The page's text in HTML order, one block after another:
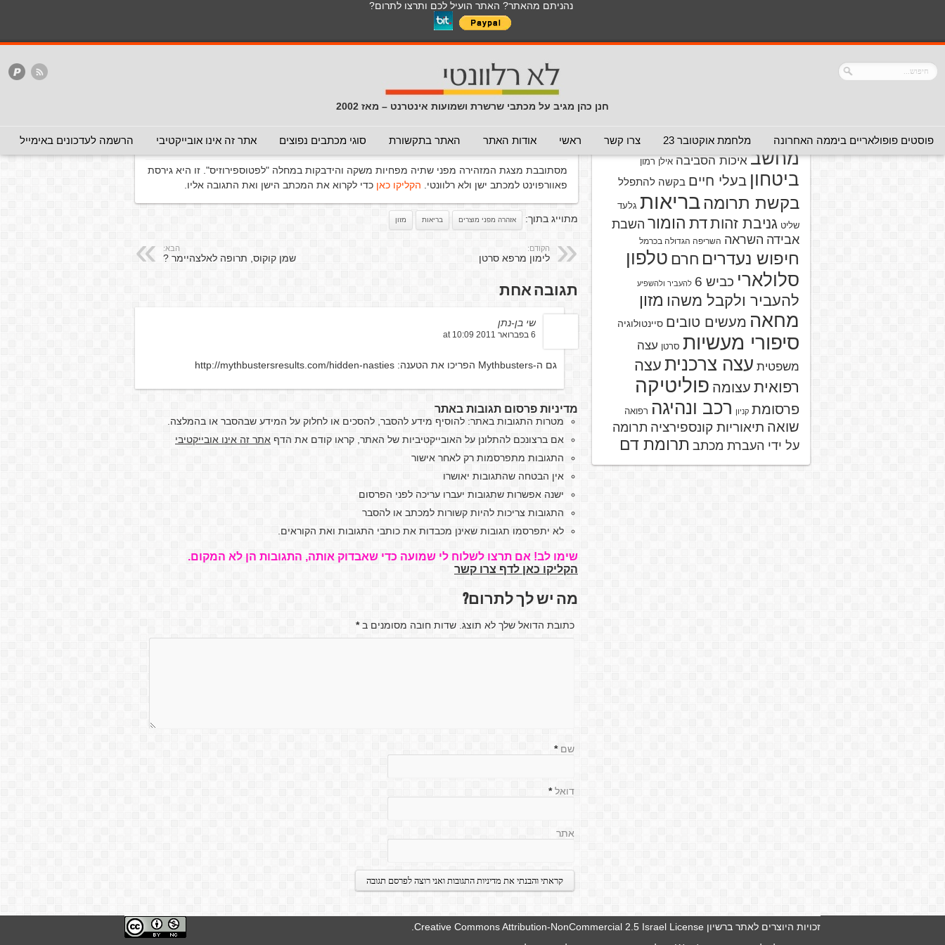
נהניתם מהאתר? האתר הועיל לכם ותרצו לתרום?
חנן כהן מגיב על מכתבי שרשרת ושמועות אינטרנט – מאז 2002
פוסטים פופולאריים ביממה האחרונה מלחמת אוקטובר 23 צרו קשר ראשי אודות האתר האתר בתקשורת סוגי מכתבים נפוצים אתר זה אינו אובייקטיבי הרשמה לעדכונים באימייל
לכל התכנים באתר בנושא נגיף הקורונה
כללי מכתב חוזר מכתבים נפוצים המלצה - לא להעביר המלצה - אפשר להעביר
המלצה - לכאן ולכאן
הנך כאן:דף הבית/מכתב חוזר/סכנת מוות-חובה לקרוא
מסתובבת מצגת המזהירה מפני שתיה מפחיות משקה והידבקות במחלה "לפטוספירוזיס". זו היא גירסת
פאוורפוינט למכתב ישן ולא רלוונטי. הקליקו כאן כדי לקרוא את המכתב הישן ואת התגובה אליו.
מתוייג בתוך: אזהרה מפני מוצרים בריאות מזון
הקודם:
לימון מרפא סרטן
הבא:
שמן קוקוס, תרופה לאלצהיימר ?
תגובה אחת
שי בן-נתן
6 בפברואר 2011 at 10:09
גם ה-Mythbusters הפריכו את הטענה: http://mythbustersresults.com/hidden-nasties
מדיניות פרסום תגובות באתר
מטרות התגובות באתר: להוסיף מידע להסבר, להסכים או לחלוק על המידע שבהסבר או בהמלצה.
אם ברצונכם להתלונן על האובייקטיביות של האתר, קראו קודם את הדף אתר זה אינו אובייקטיבי
התגובות מתפרסמות רק לאחר אישור
אין הבטחה שהתגובות יאושרו
ישנה אפשרות שתגובות יעברו עריכה לפני הפרסום
התגובות צריכות להיות קשורות למכתב או להסבר
לא יתפרסמו תגובות שאינן מכבדות את כותבי התגובות ואת הקוראים.
שימו לב! אם תרצו לשלוח לי שמועה כדי שאבדוק אותה, התגובות הן לא המקום.
הקליקו כאן לדף צרו קשר
מה יש לך לתרום?
כתובת הדואל שלך לא תוצג. שדות חובה מסומנים ב*
שם *
דואל *
אתר
מפני מוצריםאזהרת וירוס
מחשב איכות הסביבה אילן רמון
ביטחון בעלי חיים בקשה להתפלל
בקשת תרומהבריאות גלעד
שליט גניבת זהותדת הומור השבת
אבידה השראה השריפה הגדולה בכרמל
חיפוש נעדרים חרם טלפון
סלולארי כביש 6 להעביר ולהשפיע
להעביר ולקבל משהו מזון
מחאה מעשים טובים סיינטולוגיה
סיפורי מעשיות סרטן עצה
משפטית עצה צרכנית עצה
רפואית עצומה פוליטיקה
פרסומת קניון רכב ונהיגה רפואה
שואה תיאוריות קונספירציה תרומה
על ידי העברת מכתב תרומת דם
זכויות היוצרים לאתר ברשיון Creative Commons Attribution-NonCommercial 2.5 Israel License